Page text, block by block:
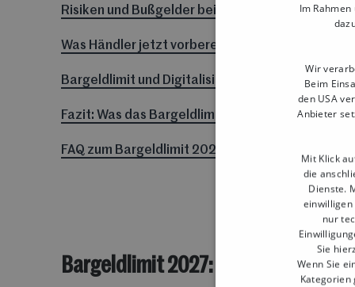
Risiken und Bußgelder bei Verstößen
Was Händler jetzt vorbereiten sollten
Bargeldlimit und Digitalisierung im Handel
Fazit: Was das Bargeldlimit 2027 für Dein
FAQ zum Bargeldlimit 2027
Bargeldlimit 2027: Neue Regeln für
Im
Wir
Beim
den USA
Anbieter
Mit Klick
die
Dienste.
nur
Sie
Wenn Sie
Kategorien